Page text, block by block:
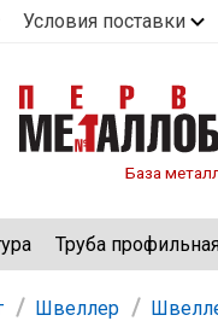
Условия поставки
База
Труба
Швеллер